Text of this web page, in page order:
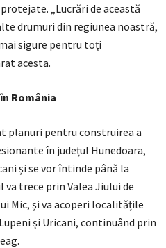
„Lucrări de această
drumuri din regiunea noastră,
sigure pentru toți
acesta.
România
planuri pentru construirea a
în județul Hunedoara,
și se vor întinde până la
va trece prin Valea Jiului de
Mic, și va acoperi localitățile
și Uricani, continuând prin